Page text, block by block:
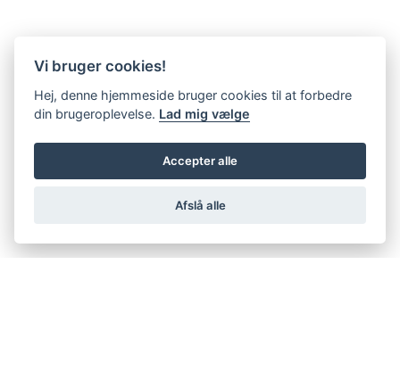
Vi bruger cookies!
Hej, denne hjemmeside bruger cookies til at forbedre
din brugeroplevelse. Lad mig vælge
Accepter alle
Afslå alle